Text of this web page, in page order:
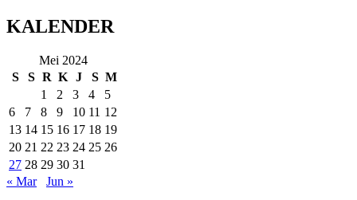
KALENDER
Mei 2024
S
S R K J S M
1
2 3 4
5
6
7 8 9 10 11 12
13 14 15 16 17 18 19
20 21 22 23 24 25 26
27 28 29 30 31
« Mar
Jun »